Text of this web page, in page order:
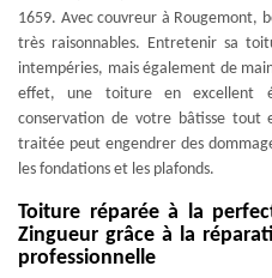
1659. Avec couvreur à Rougemont,
très raisonnables. Entretenir sa
intempéries, mais également de
effet, une toiture en excellent
conservation de votre bâtisse
traitée peut engendrer des
les fondations et les plafonds.
Toiture réparée à la
Zingueur grâce à la
professionnelle